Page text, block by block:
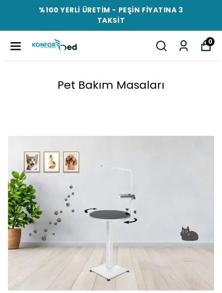
%100 YERLİ ÜRETİM - PEŞİN FİYATINA 3
TAKSİT
0
Pet Bakım Masaları